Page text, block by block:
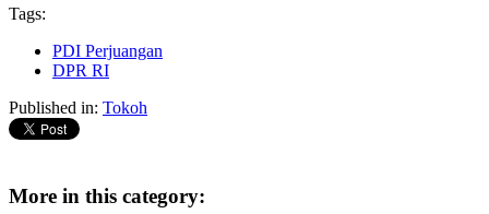
Tags:
PDI Perjuangan
DPR RI
Published in: Tokoh
More in this category: